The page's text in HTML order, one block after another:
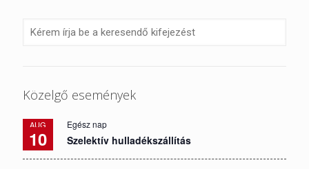
Közelgő események
AUG
10
Egész nap
Szelektív hulladékszállítás